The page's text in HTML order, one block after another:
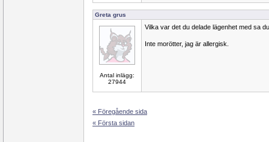
Greta grus
Antal inlägg:
27944
Vilka var det du delade lägenhet med sa
Inte morötter, jag är allergisk.
« Föregående sida
« Första sidan